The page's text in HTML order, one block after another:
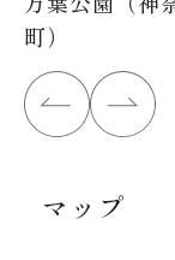
町）
マップ